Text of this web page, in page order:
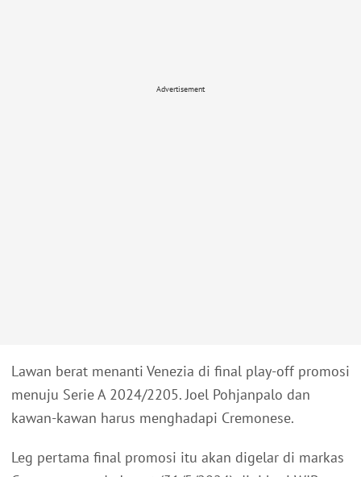
Advertisement
Lawan berat menanti Venezia di final play-off promosi
menuju Serie A 2024/2205. Joel Pohjanpalo dan
kawan-kawan harus menghadapi Cremonese.
Leg pertama final promosi itu akan digelar di markas